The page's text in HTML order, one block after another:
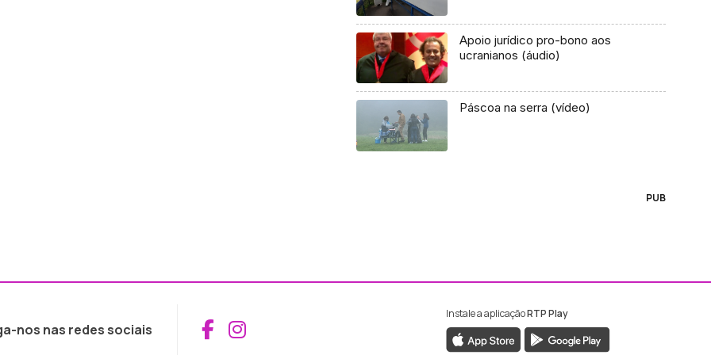
Apoio jurídico pro-bono aos
ucranianos (áudio)
Páscoa na serra (vídeo)
PUB
nos nas redes sociais Aceder ao Facebook da RTP Madeira
Aceder ao Instagram da RTP Madeira
Instale a aplicaçãoRTP Play